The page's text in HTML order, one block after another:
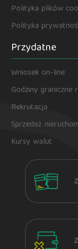
Polityka plików
Polityka
Przydatne
Wniosek on-line
Godziny
Rekrutacja
Sprzedaż
Kursy walut